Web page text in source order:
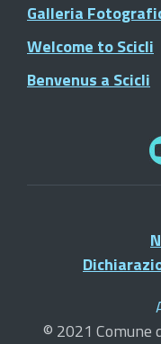
Galleria
Welcome to Scicli
Benvenus a Scicli
© 2021 Comune